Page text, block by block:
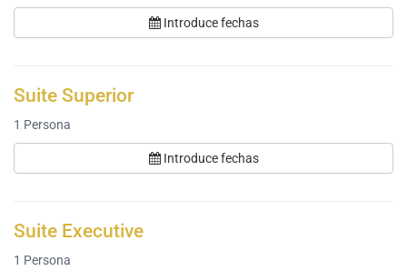
Introduce fechas
Suite Superior
1 Persona
Introduce fechas
Suite Executive
1 Persona